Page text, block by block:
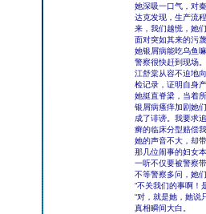
她深吸一口气，对
达克发现，生产流
来，我们越慌，她
面对突如其来的污
她银屑病能吃乌鱼
警察很快赶到现场。
江舒棠从容不迫地
检记录，证明自身
她挺直脊梁，当着
银屑病瘙痒加剧她
成了诽谤。我要求
癣的临床分型赔偿
她的声音不大，却
那几位闹事的妇女
一听不仅要被警察
不等警察多问，她
“不关我们的事啊！
“对，就是她，她说
真相瞬间大白。